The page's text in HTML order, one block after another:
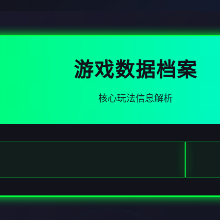
游戏数据档案
核心玩法信息解析